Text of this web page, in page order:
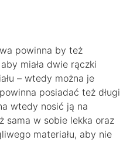
powinna by też
miała dwie rączki
– wtedy można je
posiadać też długi
wtedy nosić ją na
sama w sobie lekka oraz
materiału, aby nie